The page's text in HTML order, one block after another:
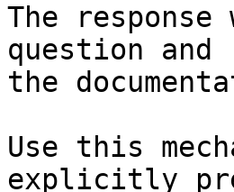
The
question and
the
Use this
explicitly